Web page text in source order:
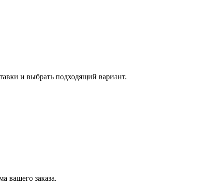
и выбрать подходящий вариант.
вашего заказа.